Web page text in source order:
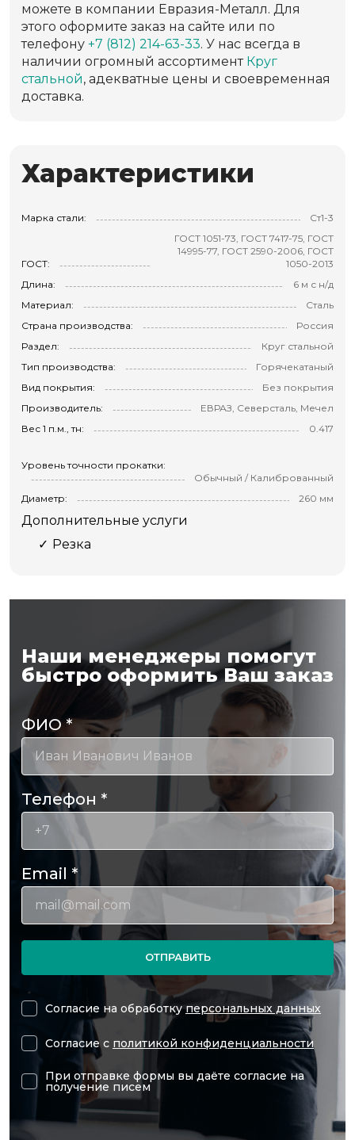
можете в компании Евразия-Металл. Для
этого оформите заказ на сайте или по
телефону +7 (812) 214-63-33. У нас всегда в
наличии огромный ассортимент Круг
стальной, адекватные цены и своевременная
доставка.
Характеристики
Марка стали: Ст1-3
ГОСТ:
ГОСТ 1051-73, ГОСТ 7417-75, ГОСТ
14995-77, ГОСТ 2590-2006, ГОСТ
1050-2013
Длина:
6 м с н/д
Материал:
Сталь
Страна производства:
Россия
Раздел:
Круг стальной
Тип производства:
Горячекатаный
Вид покрытия:
Без покрытия
Производитель:
ЕВРАЗ, Северсталь, Мечел
Вес 1 п.м., тн:
0.417
Уровень точности прокатки:
Обычный / Калиброванный
Диаметр:
260 мм
Дополнительные услуги
Резка
Наши менеджеры помогут
быстро оформить Ваш заказ
ФИО*
Телефон *
Email *
ОТПРАВИТЬ
Согласие на обработкуперсональных данных
Согласие с политикой конфиденциальности
При отправке формы вы даёте согласие на
получение писем